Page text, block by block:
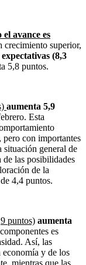
avance es
crecimiento superior,
expectativas (8,3
5,8 puntos.
aumenta 5,9
Esta
pero con importantes
situación general de
de las posibilidades
de la
4,4 puntos.
puntos) aumenta
es
Así, las
economía y de los
mientras que las